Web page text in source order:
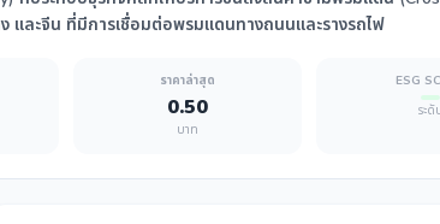
และจีน ที่มีการเชื่อมต่อพรมแดนทางถนนและรางรถไฟ
ราคาล่าสุด
0.50
บาท
ESG
ระดั